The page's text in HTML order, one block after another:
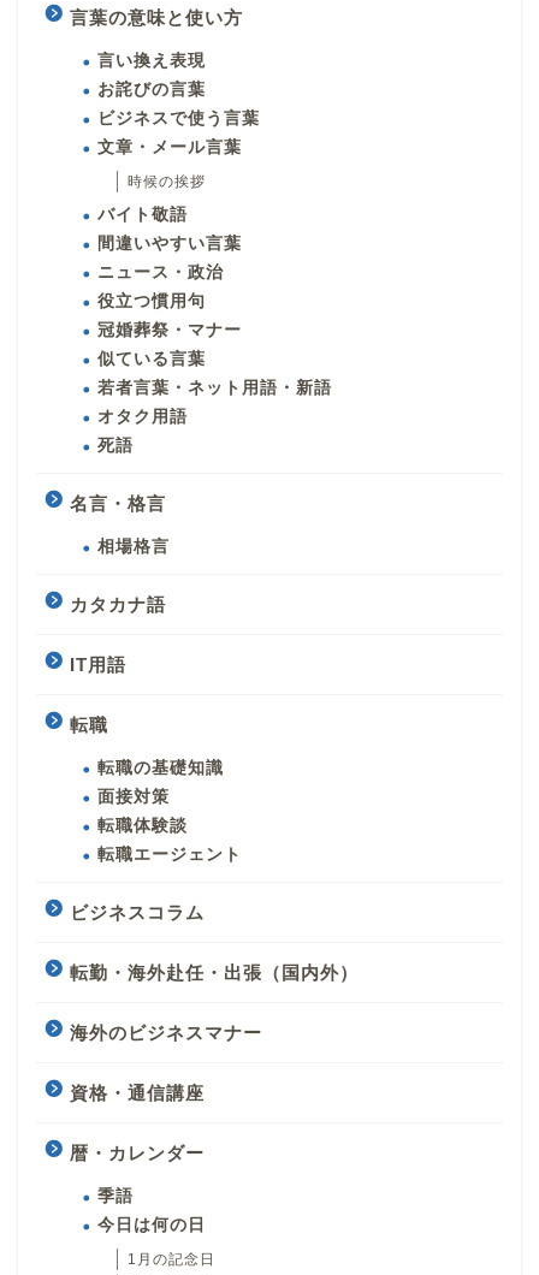
言葉の意味と使い方
言い換え表現
お詫びの言葉
ビジネスで使う言葉
文章・メール言葉
時候の挨拶
バイト敬語
間違いやすい言葉
ニュース・政治
役立つ慣用句
冠婚葬祭・マナー
似ている言葉
若者言葉・ネット用語・新語
オタク用語
死語
名言・格言
相場格言
カタカナ語
IT用語
転職
転職の基礎知識
面接対策
転職体験談
転職エージェント
ビジネスコラム
転勤・海外赴任・出張（国内外）
海外のビジネスマナー
資格・通信講座
暦・カレンダー
季語
今日は何の日
1月の記念日